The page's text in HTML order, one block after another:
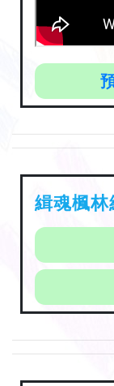
緝魂楓